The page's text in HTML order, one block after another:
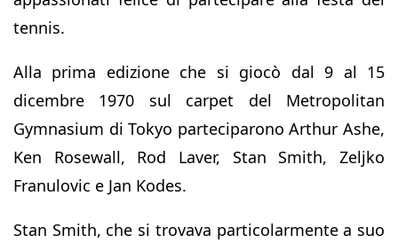
tennis.
Alla prima edizione che si giocò dal 9 al 15
dicembre 1970 sul carpet del Metropolitan
Gymnasium di Tokyo parteciparono Arthur Ashe,
Ken Rosewall, Rod Laver, Stan Smith, Zeljko
Franulovic e Jan Kodes.
Stan Smith, che si trovava particolarmente a suo